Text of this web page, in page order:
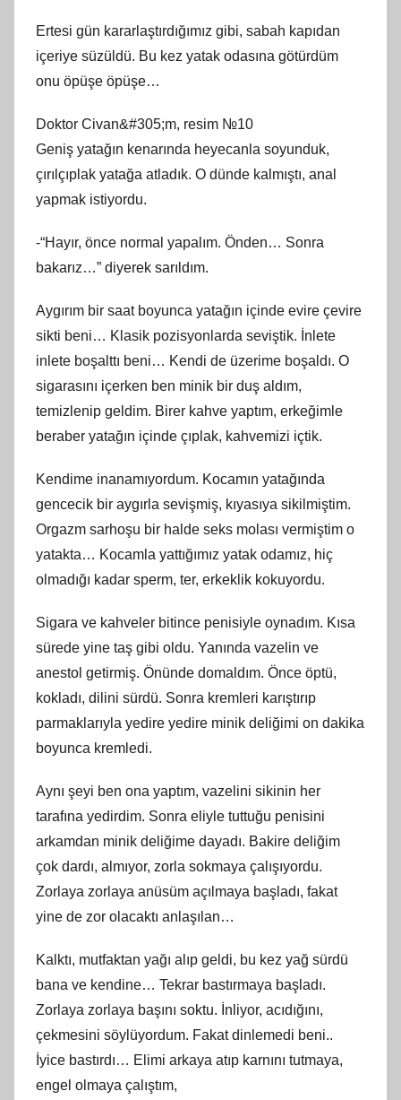
Ertesi gün kararlaştırdığımız gibi, sabah kapıdan
içeriye süzüldü. Bu kez yatak odasına götürdüm
onu öpüşe öpüşe…
Doktor Civan&#305;m, resim №10
Geniş yatağın kenarında heyecanla soyunduk,
çırılçıplak yatağa atladık. O dünde kalmıştı, anal
yapmak istiyordu.
-“Hayır, önce normal yapalım. Önden… Sonra
bakarız…” diyerek sarıldım.
Aygırım bir saat boyunca yatağın içinde evire çevire
sikti beni… Klasik pozisyonlarda seviştik. İnlete
inlete boşalttı beni… Kendi de üzerime boşaldı. O
sigarasını içerken ben minik bir duş aldım,
temizlenip geldim. Birer kahve yaptım, erkeğimle
beraber yatağın içinde çıplak, kahvemizi içtik.
Kendime inanamıyordum. Kocamın yatağında
gencecik bir aygırla sevişmiş, kıyasıya sikilmiştim.
Orgazm sarhoşu bir halde seks molası vermiştim o
yatakta… Kocamla yattığımız yatak odamız, hiç
olmadığı kadar sperm, ter, erkeklik kokuyordu.
Sigara ve kahveler bitince penisiyle oynadım. Kısa
sürede yine taş gibi oldu. Yanında vazelin ve
anestol getirmiş. Önünde domaldım. Önce öptü,
kokladı, dilini sürdü. Sonra kremleri karıştırıp
parmaklarıyla yedire yedire minik deliğimi on dakika
boyunca kremledi.
Aynı şeyi ben ona yaptım, vazelini sikinin her
tarafına yedirdim. Sonra eliyle tuttuğu penisini
arkamdan minik deliğime dayadı. Bakire deliğim
çok dardı, almıyor, zorla sokmaya çalışıyordu.
Zorlaya zorlaya anüsüm açılmaya başladı, fakat
yine de zor olacaktı anlaşılan…
Kalktı, mutfaktan yağı alıp geldi, bu kez yağ sürdü
bana ve kendine… Tekrar bastırmaya başladı.
Zorlaya zorlaya başını soktu. İnliyor, acıdığını,
çekmesini söylüyordum. Fakat dinlemedi beni..
İyice bastırdı… Elimi arkaya atıp karnını tutmaya,
engel olmaya çalıştım,